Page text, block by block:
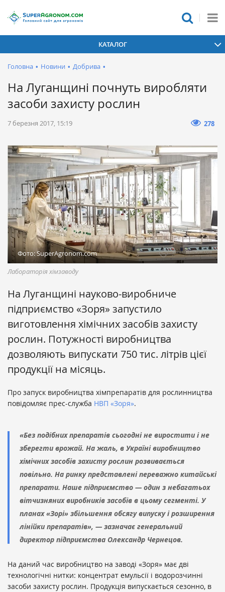
КАТАЛОГ
Головна • Новини • Добрива •
На Луганщині почнуть виробляти
засоби захисту рослин
7 березня 2017, 15:19 278
Фото: SuperAgronom.com
Лабораторія хімзаводу
На Луганщині науково-виробниче
підприємство «Зоря» запустило
виготовлення хімічних засобів захисту
рослин. Потужності виробництва
дозволяють випускати 750 тис. літрів цієї
продукції на місяць.
Про запуск виробництва хімпрепаратів для рослинництва
повідомляє прес-служба НВП «Зоря».
«Без подібних препаратів сьогодні не виростити і не
зберегти врожай. На жаль, в Україні виробництво
хімічних засобів захисту рослин розвивається
повільно. На ринку представлені переважно китайські
препарати. Наше підприємство — один з небагатьох
вітчизняних виробників засобів в цьому сегменті. У
планах «Зорі» збільшення обсягу випуску і розширення
лінійки препаратів», — зазначає генеральний
директор підприємства Олександр Чернецов.
На даний час виробництво на заводі «Зоря» має дві
технологічні нитки: концентрат емульсії і водорозчинні
засоби захисту рослин. Продукція випускається сезонно, в